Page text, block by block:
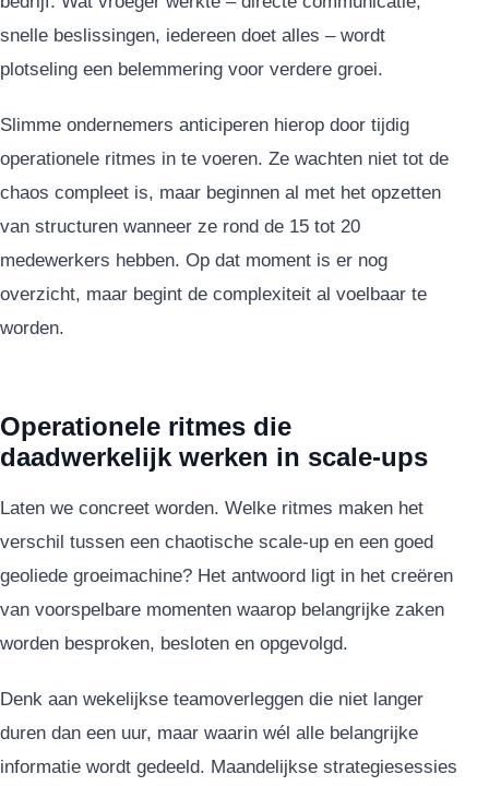
snelle beslissingen, iedereen doet alles – wordt
plotseling een belemmering voor verdere groei.
Slimme ondernemers anticiperen hierop door tijdig
operationele ritmes in te voeren. Ze wachten niet tot de
chaos compleet is, maar beginnen al met het opzetten
van structuren wanneer ze rond de 15 tot 20
medewerkers hebben. Op dat moment is er nog
overzicht, maar begint de complexiteit al voelbaar te
worden.
Operationele ritmes die
daadwerkelijk werken in scale-ups
Laten we concreet worden. Welke ritmes maken het
verschil tussen een chaotische scale-up en een goed
geoliede groeimachine? Het antwoord ligt in het creëren
van voorspelbare momenten waarop belangrijke zaken
worden besproken, besloten en opgevolgd.
Denk aan wekelijkse teamoverleggen die niet langer
duren dan een uur, maar waarin wél alle belangrijke
informatie wordt gedeeld. Maandelijkse strategiesessies